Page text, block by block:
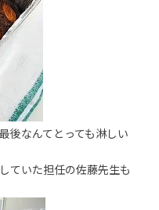
後なんてとっても淋しい
ていた担任の佐藤先生も